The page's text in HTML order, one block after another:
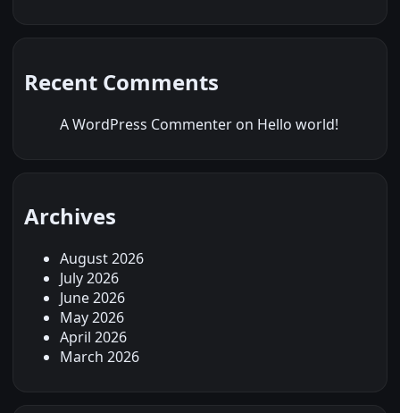
Recent Comments
A WordPress Commenter on Hello world!
Archives
August 2026
July 2026
June 2026
May 2026
April 2026
March 2026